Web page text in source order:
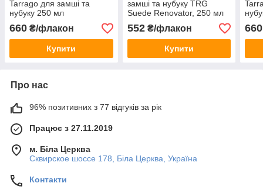
Tarrago для замші та
нубуку 250 мл
660 ₴/флакон
Купити
замші та нубуку TRG
Suede Renovator, 250 мл
чорний #118
552₴/флакон
Купити
660
Про нас
96% позитивних з 77 відгуків за рік
Працює з 27.11.2019
м. Біла Церква
Сквирское шоссе 178, Біла Церква, Україна
Контакти